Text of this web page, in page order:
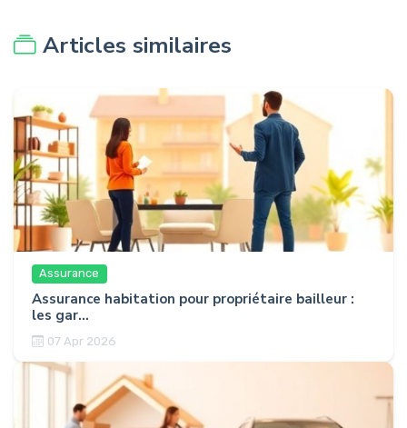
Articles similaires
Assurance
Assurance habitation pour propriétaire bailleur :
les gar...
07 Apr 2026